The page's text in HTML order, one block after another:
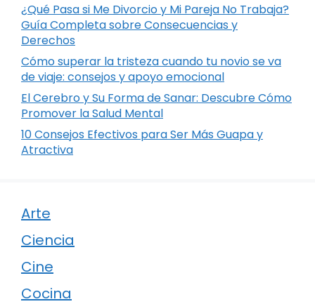
¿Qué Pasa si Me Divorcio y Mi Pareja No Trabaja?
Guía Completa sobre Consecuencias y
Derechos
Cómo superar la tristeza cuando tu novio se va
de viaje: consejos y apoyo emocional
El Cerebro y Su Forma de Sanar: Descubre Cómo
Promover la Salud Mental
10 Consejos Efectivos para Ser Más Guapa y
Atractiva
Arte
Ciencia
Cine
Cocina